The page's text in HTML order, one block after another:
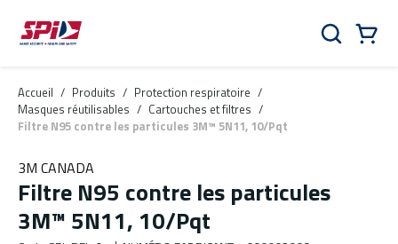
Aller au contenu principal
Skip to menu
Skip to footer
Rechercher
Accueil / Produits / Protection respiratoire /
Masques réutilisables / Cartouches et filtres /
Filtre N95 contre les particules 3M™ 5N11, 10/Pqt
3M CANADA
Filtre N95 contre les particules
3M™ 5N11, 10/Pqt